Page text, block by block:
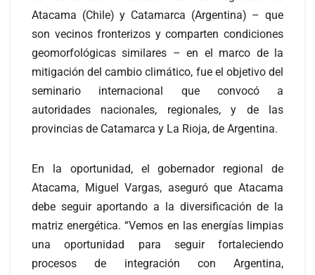
Atacama (Chile) y Catamarca (Argentina) – que
son vecinos fronterizos y comparten condiciones
geomorfológicas similares – en el marco de la
mitigación del cambio climático, fue el objetivo del
seminario internacional que convocó a
autoridades nacionales, regionales, y de las
provincias de Catamarca y La Rioja, de Argentina.
En la oportunidad, el gobernador regional de
Atacama, Miguel Vargas, aseguró que Atacama
debe seguir aportando a la diversificación de la
matriz energética. “Vemos en las energías limpias
una oportunidad para seguir fortaleciendo
procesos de integración con Argentina,